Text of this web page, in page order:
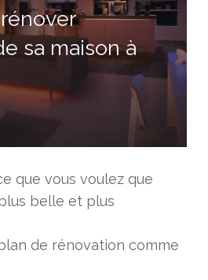
sa maison à
que vous voulez que
belle et plus
de rénovation comme